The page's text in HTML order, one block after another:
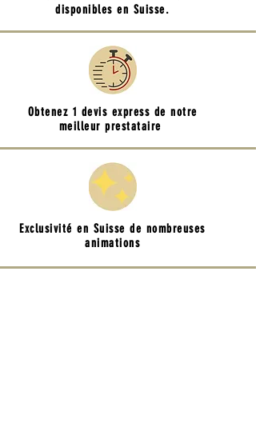
disponibles en Suisse.
Obtenez 1 devis express de notre
meilleur prestataire
Exclusivité en Suisse de nombreuses
animations